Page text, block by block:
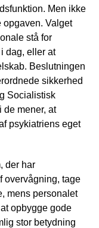
Men ikke
opgaven. Valget
stå for
dag, eller at
Beslutningen
sikkerhed
Socialistisk
de mener, at
psykiatriens eget
der har
overvågning, tage
mens personalet
opbygge gode
stor betydning